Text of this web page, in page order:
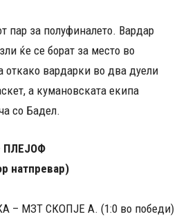
пар за полуфиналето. Вардар
ќе се борат за место во
откако вардарки во два дуели
а кумановската екипа
со Бадел.
ПЛЕЈОФ
натпревар)
– МЗТ СКОПЈЕ А. (1:0 во победи)